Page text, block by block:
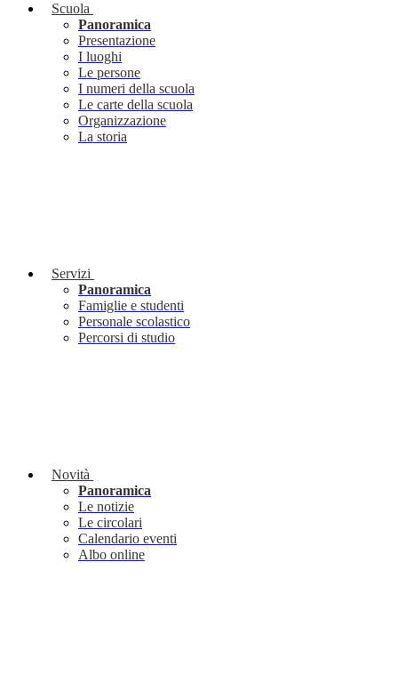
Scuola
Panoramica
Presentazione
I luoghi
Le persone
I numeri della scuola
Le carte della scuola
Organizzazione
La storia
Servizi
Panoramica
Famiglie e studenti
Personale scolastico
Percorsi di studio
Novità
Panoramica
Le notizie
Le circolari
Calendario eventi
Albo online